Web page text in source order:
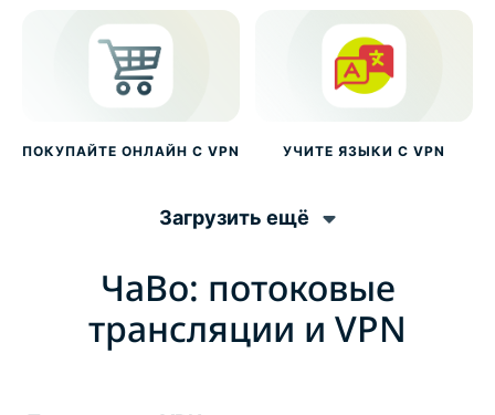
ПОКУПАЙТЕ ОНЛАЙН С VPN УЧИТЕ ЯЗЫКИ С VPN
Загрузить ещё
ЧаВо: потоковые
трансляции и VPN